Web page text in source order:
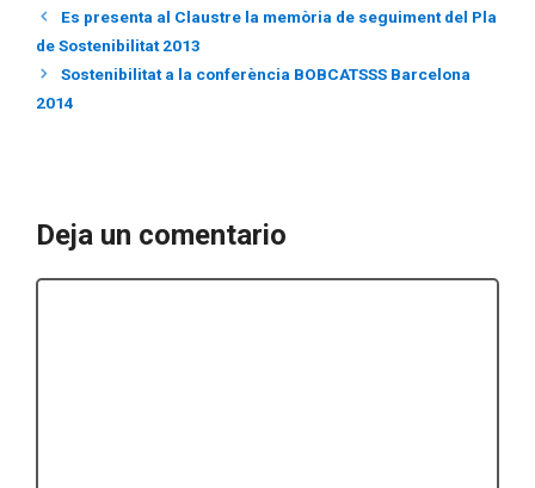
Es presenta al Claustre la memòria de seguiment del Pla
de Sostenibilitat 2013
Sostenibilitat a la conferència BOBCATSSS Barcelona
2014
Deja un comentario